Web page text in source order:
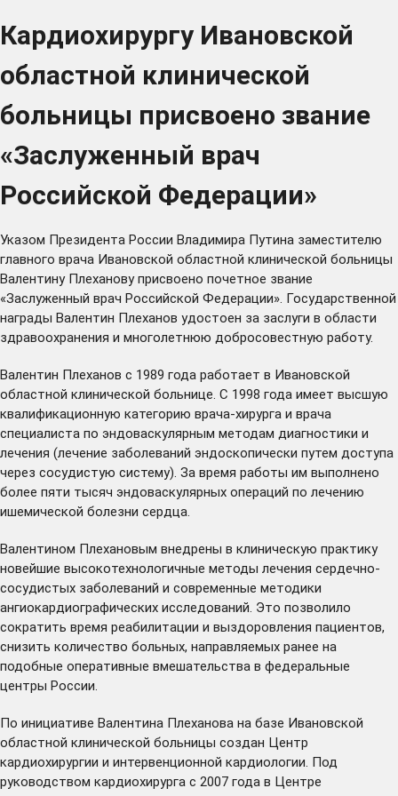
Кардиохирургу Ивановской
областной клинической
больницы присвоено звание
«Заслуженный врач
Российской Федерации»
Указом Президента России Владимира Путина заместителю
главного врача Ивановской областной клинической больницы
Валентину Плеханову присвоено почетное звание
«Заслуженный врач Российской Федерации». Государственной
награды Валентин Плеханов удостоен за заслуги в области
здравоохранения и многолетнюю добросовестную работу.
Валентин Плеханов с 1989 года работает в Ивановской
областной клинической больнице. С 1998 года имеет высшую
квалификационную категорию врача-хирурга и врача
специалиста по эндоваскулярным методам диагностики и
лечения (лечение заболеваний эндоскопически путем доступа
через сосудистую систему). За время работы им выполнено
более пяти тысяч эндоваскулярных операций по лечению
ишемической болезни сердца.
Валентином Плехановым внедрены в клиническую практику
новейшие высокотехнологичные методы лечения сердечно-
сосудистых заболеваний и современные методики
ангиокардиографических исследований. Это позволило
сократить время реабилитации и выздоровления пациентов,
снизить количество больных, направляемых ранее на
подобные оперативные вмешательства в федеральные
центры России.
По инициативе Валентина Плеханова на базе Ивановской
областной клинической больницы создан Центр
кардиохирургии и интервенционной кардиологии. Под
руководством кардиохирурга с 2007 года в Центре